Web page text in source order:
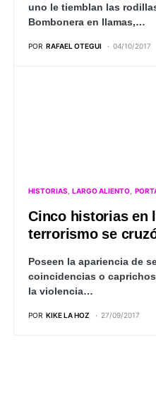
uno le tiemblan las
Bombonera en llamas,…
POR RAFAEL OTEGUI 04/10/2017
HISTORIAS LARGO ALIENTO
Cinco historias en
terrorismo se
Poseen la apariencia de
coincidencias o
la violencia…
POR KIKE LA HOZ 27/09/2017